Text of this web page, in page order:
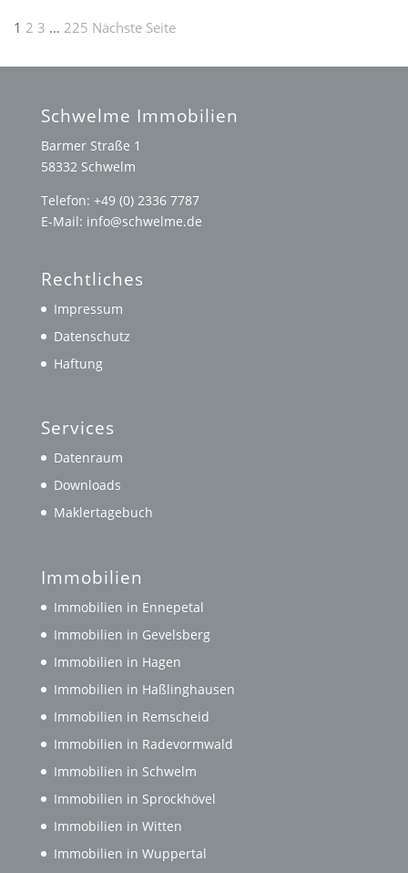
Seitennummerierung
der
1 2 3 … 225 Nächste Seite
Schwelme Immobilien
Barmer Straße 1
58332 Schwelm
Telefon: +49 (0) 2336 7787
E-Mail: info@schwelme.de
Rechtliches
Impressum
Datenschutz
Haftung
Services
Datenraum
Downloads
Maklertagebuch
Immobilien
Immobilien in Ennepetal
Immobilien in Gevelsberg
Immobilien in Hagen
Immobilien in Haßlinghausen
Immobilien in Remscheid
Immobilien in Radevormwald
Immobilien in Schwelm
Immobilien in Sprockhövel
Immobilien in Witten
Immobilien in Wuppertal